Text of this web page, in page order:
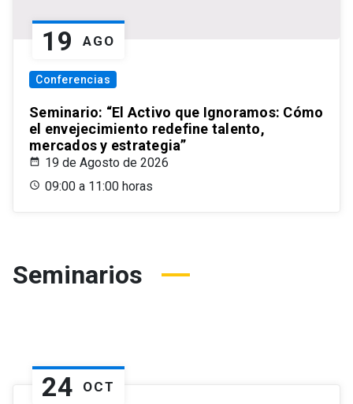
19 AGO
Conferencias
Seminario: “El Activo que Ignoramos: Cómo
el envejecimiento redefine talento,
mercados y estrategia”
19 de Agosto de 2026
09:00 a 11:00 horas
Seminarios
24 OCT